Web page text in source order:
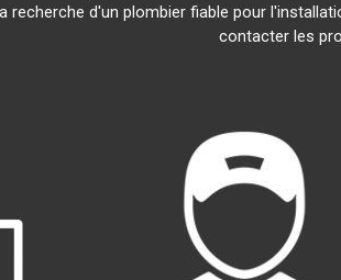
recherche d'un plombier fiable pour
contacter les